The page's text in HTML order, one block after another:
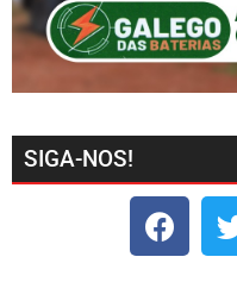
SIGA-NOS!